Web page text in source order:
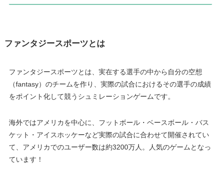
ファンタジースポーツとは
ファンタジースポーツとは、実在する選手の中から自分の空想
（fantasy）のチームを作り、実際の試合におけるその選手の成績
をポイント化して競うシュミレーションゲームです。
海外ではアメリカを中心に、フットボール・ベースボール・バス
ケット・アイスホッケーなど実際の試合に合わせて開催されてい
て、アメリカでのユーザー数は約3200万人。人気のゲームとなっ
ています！